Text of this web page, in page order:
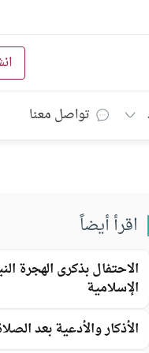
تواصل معنا
اقرأ أيضاً
الاحتفال بذكرى الهجرة
الإسلامية
الأذكار والأدعية بعد